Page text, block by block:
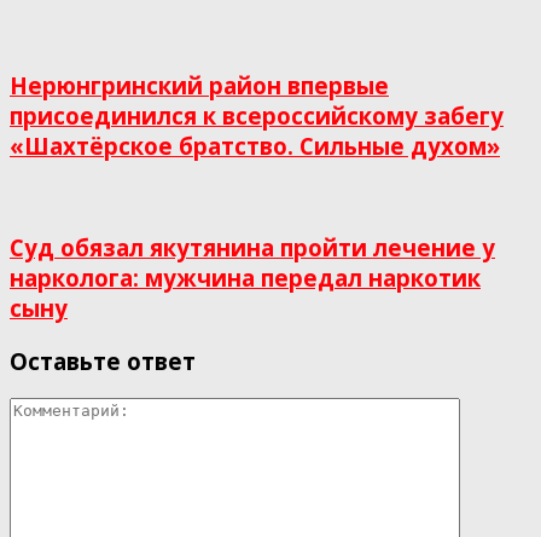
Нерюнгринский район впервые
присоединился к всероссийскому забегу
«Шахтёрское братство. Сильные духом»
Суд обязал якутянина пройти лечение у
нарколога: мужчина передал наркотик
сыну
Оставьте ответ